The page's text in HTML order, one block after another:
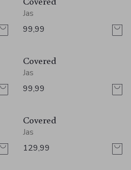
Jas
99,99
Covered
Jas
99,99
Covered
Jas
129,99